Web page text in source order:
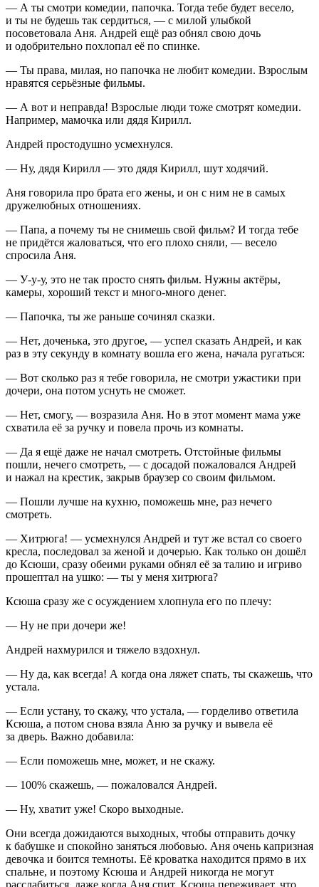
— А ты смотри комедии, папочка. Тогда тебе будет весело,
и ты не будешь так сердиться, — с милой улыбкой
посоветовала Аня. Андрей ещё раз обнял свою дочь
и одобрительно похлопал её по спинке.
— Ты права, милая, но папочка не любит комедии. Взрослым
нравятся серьёзные фильмы.
— А вот и неправда! Взрослые люди тоже смотрят комедии.
Например, мамочка или дядя Кирилл.
Андрей простодушно усмехнулся.
— Ну, дядя Кирилл — это дядя Кирилл, шут ходячий.
Аня говорила про брата его жены, и он с ним не в самых
дружелюбных отношениях.
— Папа, а почему ты не снимешь свой фильм? И тогда тебе
не придётся жаловаться, что его плохо сняли, — весело
спросила Аня.
— У-у-у, это не так просто снять фильм. Нужны актёры,
камеры, хороший текст и много-много денег.
— Папочка, ты же раньше сочинял сказки.
— Нет, доченька, это другое, — успел сказать Андрей, и как
раз в эту секунду в комнату вошла его жена, начала ругаться:
— Вот сколько раз я тебе говорила, не смотри ужастики при
дочери, она потом уснуть не сможет.
— Нет, смогу, — возразила Аня. Но в этот момент мама уже
схватила её за ручку и повела прочь из комнаты.
— Да я ещё даже не начал смотреть. Отстойные фильмы
пошли, нечего смотреть, — с досадой пожаловался Андрей
и нажал на крестик, закрыв браузер со своим фильмом.
— Пошли лучше на кухню, поможешь мне, раз нечего
смотреть.
— Хитрюга! — усмехнулся Андрей и тут же встал со своего
кресла, последовал за женой и дочерью. Как только он дошёл
до Ксюши, сразу обеими руками обнял её за талию и игриво
прошептал на ушко: — ты у меня хитрюга?
Ксюша сразу же с осуждением хлопнула его по плечу:
— Ну не при дочери же!
Андрей нахмурился и тяжело вздохнул.
— Ну да, как всегда! А когда она ляжет спать, ты скажешь, что
устала.
— Если устану, то скажу, что устала, — горделиво ответила
Ксюша, а потом снова взяла Аню за ручку и вывела её
за дверь. Важно добавила:
— Если поможешь мне, может, и не скажу.
— 100% скажешь, — пожаловался Андрей.
— Ну, хватит уже! Скоро выходные.
Они всегда дожидаются выходных, чтобы отправить дочку
к бабушке и спокойно заняться любовью. Аня очень капризная
девочка и боится темноты. Её кроватка находится прямо в их
спальне, и поэтому Ксюша и Андрей никогда не могут
расслабиться, даже когда Аня спит. Ксюша переживает, что